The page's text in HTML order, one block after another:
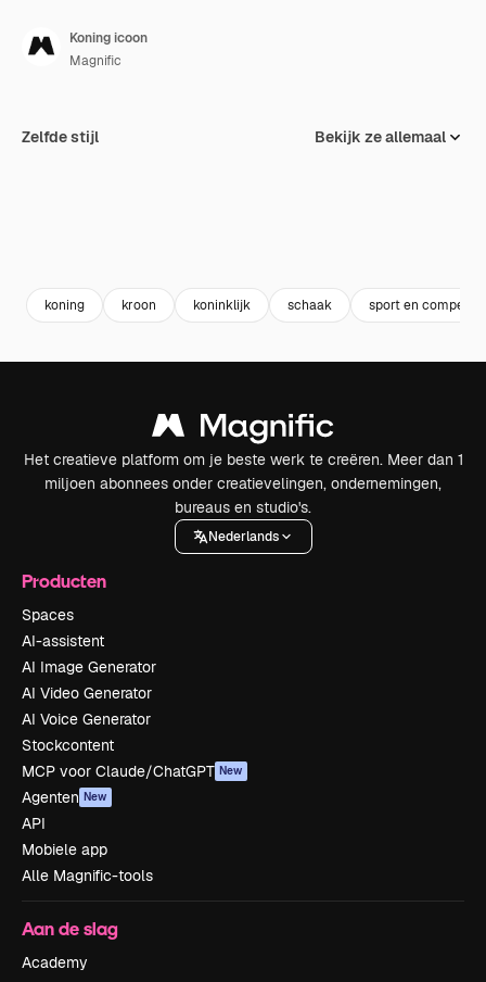
Koning icoon
Magnific
Zelfde stijl Bekijk ze allemaal
koning kroon koninklijk schaak sport en
Het creatieve platform om je beste werk te creëren. Meer dan 1
miljoen abonnees onder creatievelingen, ondernemingen,
bureaus en studio's.
Nederlands
Producten
Spaces
AI-assistent
AI Image Generator
AI Video Generator
AI Voice Generator
Stockcontent
MCP voor Claude/ChatGPT New
Agenten New
API
Mobiele app
Alle Magnific-tools
Aan de slag
Academy